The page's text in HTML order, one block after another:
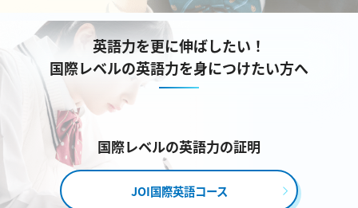
英語力を更に伸ばしたい！
国際レベルの英語力を身につけたい方へ
国際レベルの英語力の証明
JOI国際英語コース